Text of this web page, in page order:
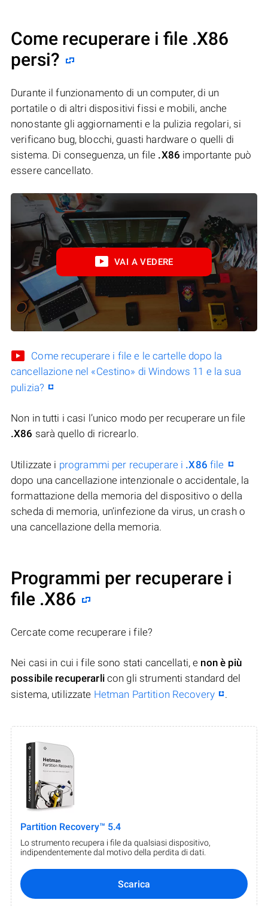
Come recuperare i file .X86
persi?
Durante il funzionamento di un computer, di un
portatile o di altri dispositivi fissi e mobili, anche
nonostante gli aggiornamenti e la pulizia regolari, si
verificano bug, blocchi, guasti hardware o quelli di
sistema. Di conseguenza, un file .X86 importante può
essere cancellato.
VAI A VEDERE
Come recuperare i file e le cartelle dopo la
cancellazione nel «Cestino» di Windows 11 e la sua
pulizia?
Non in tutti i casi l’unico modo per recuperare un file
.X86 sarà quello di ricrearlo.
Utilizzate i programmi per recuperare i .X86 file
dopo una cancellazione intenzionale o accidentale, la
formattazione della memoria del dispositivo o della
scheda di memoria, un’infezione da virus, un crash o
una cancellazione della memoria.
Programmi per recuperare i
file .X86
Cercate come recuperare i file?
Nei casi in cui i file sono stati cancellati, e non è più
possibile recuperarlicon gli strumenti standard del
sistema, utilizzate Hetman Partition Recovery .
Partition Recovery™ 5.4
Lo strumento recupera i file da qualsiasi dispositivo,
indipendentemente dal motivo della perdita di dati.
Scarica